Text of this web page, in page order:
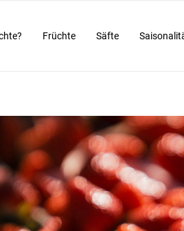
Früchte Säfte